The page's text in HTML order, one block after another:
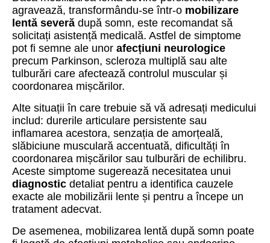
agravează, transformându-se într-o mobilizare
lentă severă după somn, este recomandat să
solicitați asistență medicală. Astfel de simptome
pot fi semne ale unor afecțiuni neurologice
precum Parkinson, scleroza multiplă sau alte
tulburări care afectează controlul muscular și
coordonarea mișcărilor.
Alte situații în care trebuie să vă adresați medicului
includ: durerile articulare persistente sau
inflamarea acestora, senzația de amorțeală,
slăbiciune musculară accentuată, dificultăți în
coordonarea mișcărilor sau tulburări de echilibru.
Aceste simptome sugerează necesitatea unui
diagnostic detaliat pentru a identifica cauzele
exacte ale mobilizării lente și pentru a începe un
tratament adecvat.
De asemenea, mobilizarea lentă după somn poate